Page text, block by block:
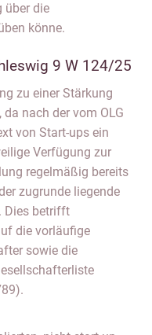
über die
könne.
9 W 124/25
zu einer Stärkung
nach der vom OLG
von Start-ups ein
Verfügung zur
regelmäßig bereits
zugrunde liegende
Dies betrifft
die vorläufige
sowie die